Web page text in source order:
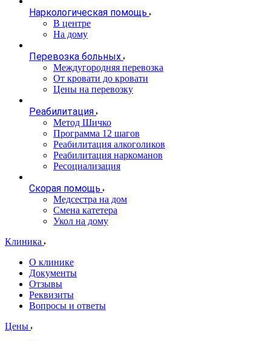
Наркологическая помощь
В центре
На дому
Перевозка больных
Междугородняя перевозка
От кровати до кровати
Цены на перевозку
Реабилитация
Метод Шичко
Программа 12 шагов
Реабилитация алкоголиков
Реабилитация наркоманов
Ресоциализация
Скорая помощь
Медсестра на дом
Смена катетера
Укол на дому
Клиника
О клинике
Документы
Отзывы
Реквизиты
Вопросы и ответы
Цены